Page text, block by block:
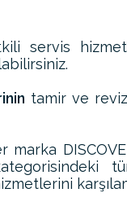
servis
tamir ve
marka